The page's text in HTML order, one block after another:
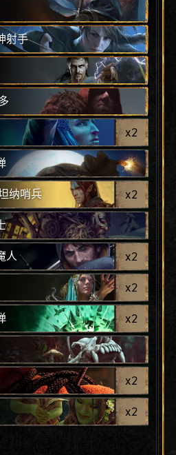
射手
x2
纳哨兵 x2
人 x2
x2
x2
x2
x2